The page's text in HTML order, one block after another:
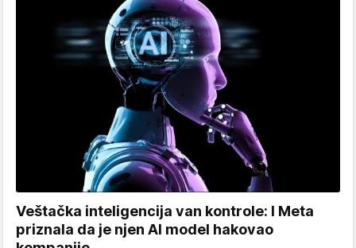
Veštačka inteligencija van kontrole: I Meta
priznala da je njen AI model hakovao